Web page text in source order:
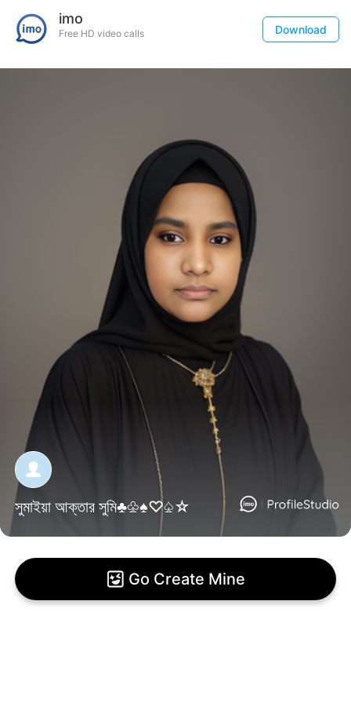
imo
Free HD video calls Download
সুমাইয়া আক্তার সুমি♣︎♧♠︎♡♤☆
Go Create Mine